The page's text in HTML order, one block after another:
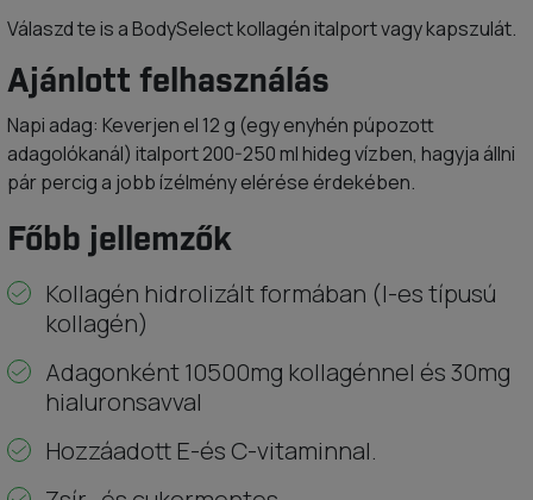
Válaszd te is a BodySelect kollagén italport vagy kapszulát.
Ajánlott felhasználás
Napi adag: Keverjen el 12 g (egy enyhén púpozott
adagolókanál) italport 200-250 ml hideg vízben, hagyja állni
pár percig a jobb ízélmény elérése érdekében.
Főbb jellemzők
Kollagén hidrolizált formában (I-es típusú
kollagén)
Adagonként 10500mg kollagénnel és 30mg
hialuronsavval
Hozzáadott E-és C-vitaminnal.